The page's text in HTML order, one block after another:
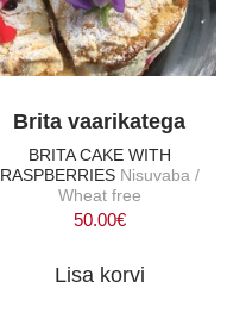
Brita vaarikatega
BRITA CAKE WITH
RASPBERRIES Nisuvaba /
Wheat free
50.00€
Lisa korvi